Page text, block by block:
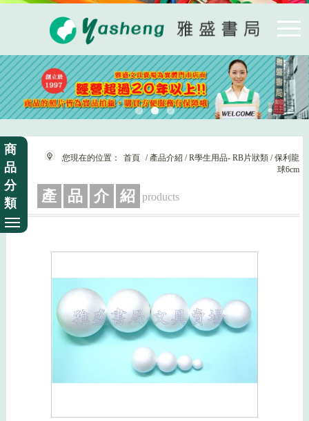
商
品
分
類
您現在的位置： 首頁 / 產品介紹 / R學生用品- RB片狀類 / 保利龍
球6cm
產 品 介 紹 products